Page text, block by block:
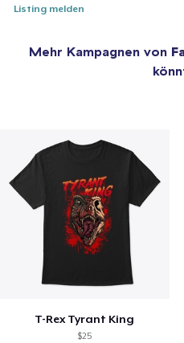
Listing melden
Mehr Kampagnen von
T-Rex Tyrant King
$25